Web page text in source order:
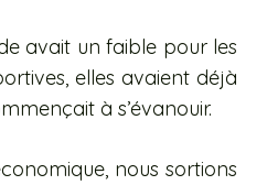
avait un faible pour les
elles avaient déjà
à s’évanouir.
nous sortions